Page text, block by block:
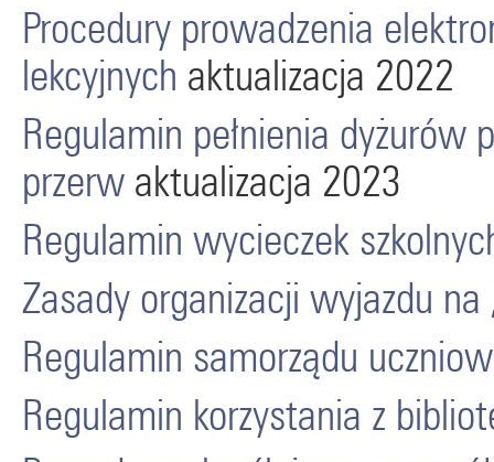
Procedury prowadzenia
lekcyjnych aktualizacja 2022
Regulamin pełnienia dyżurów
przerw aktualizacja 2023
Regulamin wycieczek
Zasady organizacji wyjazdu na
Regulamin samorządu
Regulamin korzystania z